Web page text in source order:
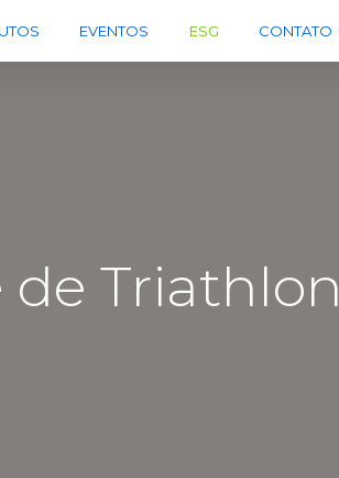
EVENTOS ESG CONTATO
Triathlon